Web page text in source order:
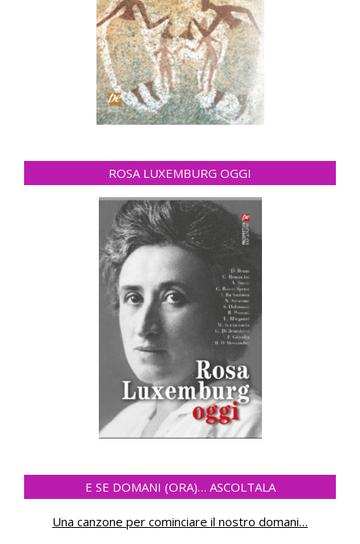
ROSA LUXEMBURG OGGI
E SE DOMANI (ORA)… ASCOLTALA
Una canzone per cominciare il nostro domani…